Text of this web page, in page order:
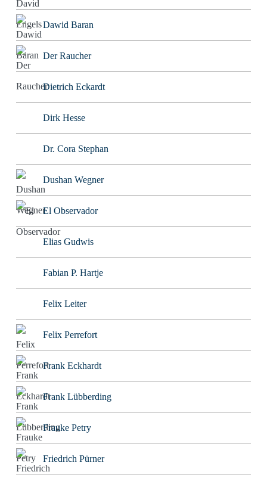
Dawid Baran
Der Raucher
Dietrich Eckardt
Dirk Hesse
Dr. Cora Stephan
Dushan Wegner
El Observador
Elias Gudwis
Fabian P. Hartje
Felix Leiter
Felix Perrefort
Frank Eckhardt
Frank Lübberding
Frauke Petry
Friedrich Pürner